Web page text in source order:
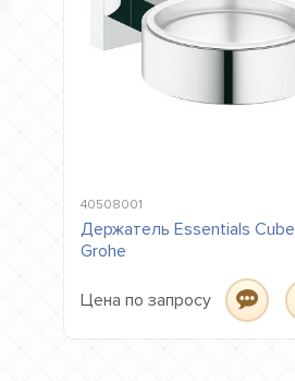
40508001
Держатель Essentials Cube
Grohe
Цена по запросу